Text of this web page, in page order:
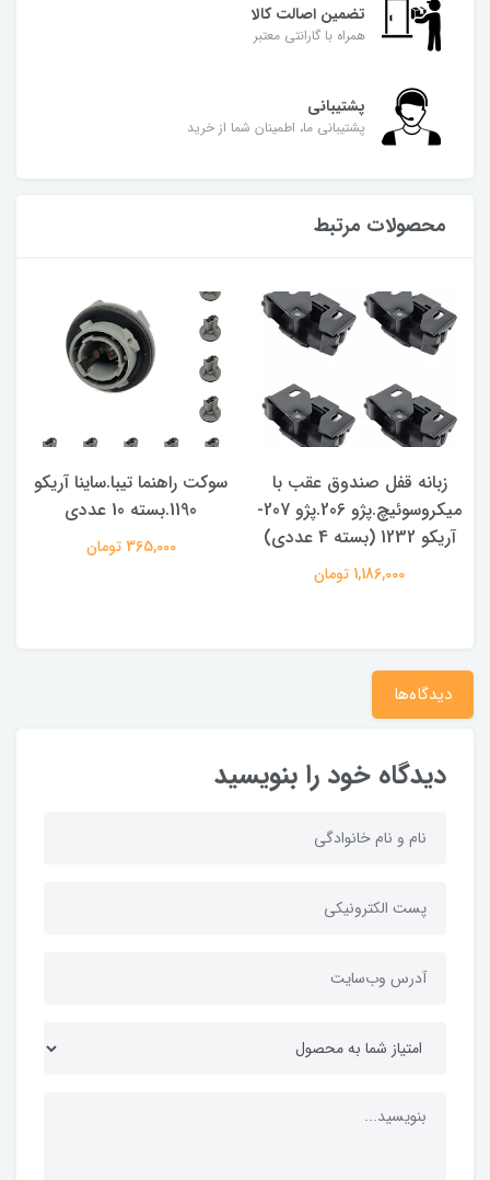
تضمین اصالت کالا
همراه با گارانتی معتبر
پشتیبانی
پشتیبانی ما، اطمینان شما از خرید
محصولات مرتبط
زبانه قفل صندوق عقب با
میکروسوئیچ.پژو 206.پژو 207-
آریکو 1232 (بسته 4 عددی)
1,186,000 تومان
سوکت راهنما تیبا.ساینا آریکو
1190.بسته 10 عددی
365,000 تومان
دیدگاه‌ها
دیدگاه خود را بنویسید